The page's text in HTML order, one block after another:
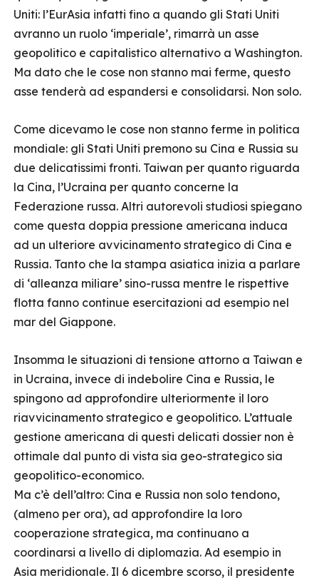
Uniti: l’EurAsia infatti fino a quando gli Stati Uniti
avranno un ruolo ‘imperiale’, rimarrà un asse
geopolitico e capitalistico alternativo a Washington.
Ma dato che le cose non stanno mai ferme, questo
asse tenderà ad espandersi e consolidarsi. Non solo.
Come dicevamo le cose non stanno ferme in politica
mondiale: gli Stati Uniti premono su Cina e Russia su
due delicatissimi fronti. Taiwan per quanto riguarda
la Cina, l’Ucraina per quanto concerne la
Federazione russa. Altri autorevoli studiosi spiegano
come questa doppia pressione americana induca
ad un ulteriore avvicinamento strategico di Cina e
Russia. Tanto che la stampa asiatica inizia a parlare
di ‘alleanza miliare’ sino-russa mentre le rispettive
flotta fanno continue esercitazioni ad esempio nel
mar del Giappone.
Insomma le situazioni di tensione attorno a Taiwan e
in Ucraina, invece di indebolire Cina e Russia, le
spingono ad approfondire ulteriormente il loro
riavvicinamento strategico e geopolitico. L’attuale
gestione americana di questi delicati dossier non è
ottimale dal punto di vista sia geo-strategico sia
geopolitico-economico.
Ma c’è dell’altro: Cina e Russia non solo tendono,
(almeno per ora), ad approfondire la loro
cooperazione strategica, ma continuano a
coordinarsi a livello di diplomazia. Ad esempio in
Asia meridionale. Il 6 dicembre scorso, il presidente